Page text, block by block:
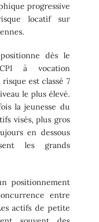
progressive
locatif sur
dès le
à vocation
est classé 7
le plus élevé.
la jeunesse du
visés, plus gros
en dessous
les grands
positionnement
entre
actifs de petite